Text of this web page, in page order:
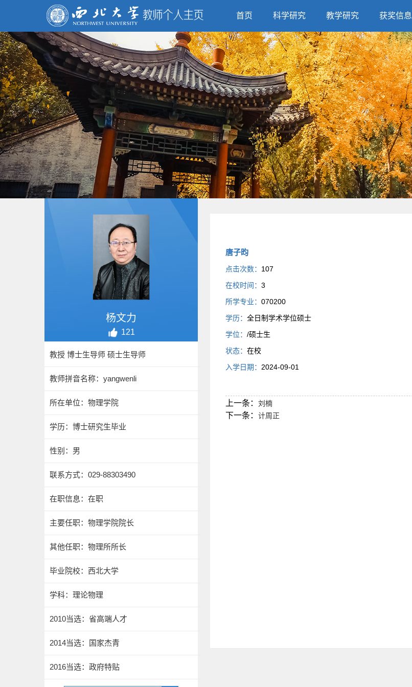
首页 科学研究 教学研究 获奖信息
杨文力
121
教授 博士生导师 硕士生导师
教师拼音名称：yangwenli
所在单位：物理学院
学历：博士研究生毕业
性别：男
联系方式：029-88303490
在职信息：在职
主要任职：物理学院院长
其他任职：物理所所长
毕业院校：西北大学
学科：理论物理
2010当选：省高端人才
2014当选：国家杰青
2016当选：政府特贴
唐子昀
点击次数： 107
在校时间： 3
所学专业： 070200
学历： 全日制学术学位硕士
学位： /硕士生
状态： 在校
入学日期： 2024-09-01
上一条： 刘楠
下一条： 计周正